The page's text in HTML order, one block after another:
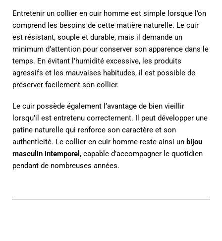
Entretenir un collier en cuir homme est simple lorsque l’on
comprend les besoins de cette matière naturelle. Le cuir
est résistant, souple et durable, mais il demande un
minimum d’attention pour conserver son apparence dans le
temps. En évitant l’humidité excessive, les produits
agressifs et les mauvaises habitudes, il est possible de
préserver facilement son collier.
Le cuir possède également l’avantage de bien vieillir
lorsqu’il est entretenu correctement. Il peut développer une
patine naturelle qui renforce son caractère et son
authenticité. Le collier en cuir homme reste ainsi un bijou
masculin intemporel , capable d’accompagner le quotidien
pendant de nombreuses années.